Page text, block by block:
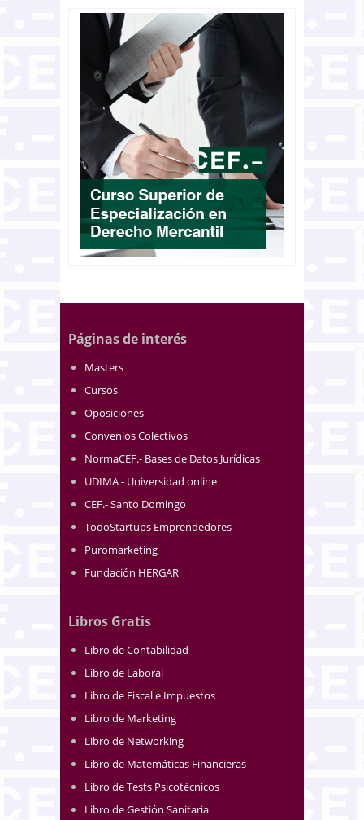
Páginas de interés
Masters
Cursos
Oposiciones
Convenios Colectivos
NormaCEF.- Bases de Datos Jurídicas
UDIMA - Universidad online
CEF.- Santo Domingo
TodoStartups Emprendedores
Puromarketing
Fundación HERGAR
Libros Gratis
Libro de Contabilidad
Libro de Laboral
Libro de Fiscal e Impuestos
Libro de Marketing
Libro de Networking
Libro de Matemáticas Financieras
Libro de Tests Psicotécnicos
Libro de Gestión Sanitaria